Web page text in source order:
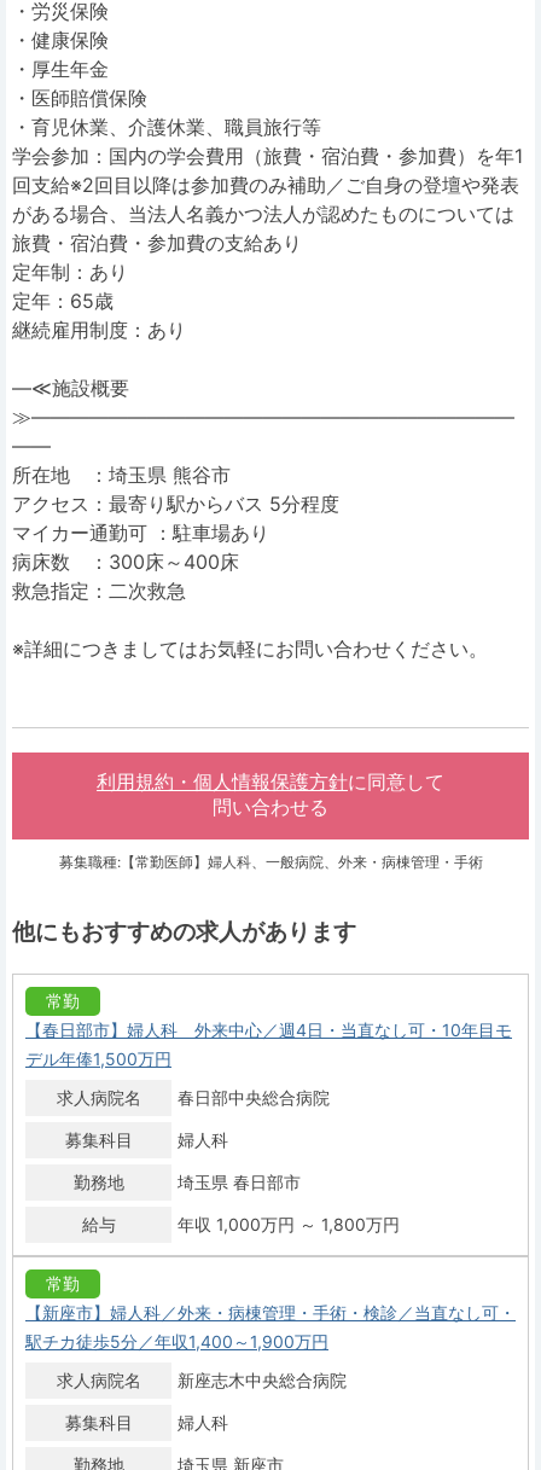
・労災保険
・健康保険
・厚生年金
・医師賠償保険
・育児休業、介護休業、職員旅行等
学会参加：国内の学会費用（旅費・宿泊費・参加費）を年1
回支給※2回目以降は参加費のみ補助／ご自身の登壇や発表
がある場合、当法人名義かつ法人が認めたものについては
旅費・宿泊費・参加費の支給あり
定年制：あり
定年：65歳
継続雇用制度：あり
―≪施設概要
≫―――――――――――――――――――――――――
――
所在地 ：埼玉県 熊谷市
アクセス：最寄り駅からバス 5分程度
マイカー通勤可 ：駐車場あり
病床数 ：300床～400床
救急指定：二次救急
※詳細につきましてはお気軽にお問い合わせください。
利用規約・個人情報保護方針に同意して
問い合わせる
募集職種:【常勤医師】婦人科、一般病院、外来・病棟管理・手術
他にもおすすめの求人があります
常勤
【春日部市】婦人科 外来中心／週4日・当直なし可・10年目モ
デル年俸1,500万円
求人病院名
春日部中央総合病院
募集科目 婦人科
勤務地 埼玉県 春日部市
給与 年収 1,000万円 ～ 1,800万円
常勤
【新座市】婦人科／外来・病棟管理・手術・検診／当直なし可・
駅チカ徒歩5分／年収1,400～1,900万円
求人病院名
新座志木中央総合病院
募集科目 婦人科
勤務地 埼玉県 新座市